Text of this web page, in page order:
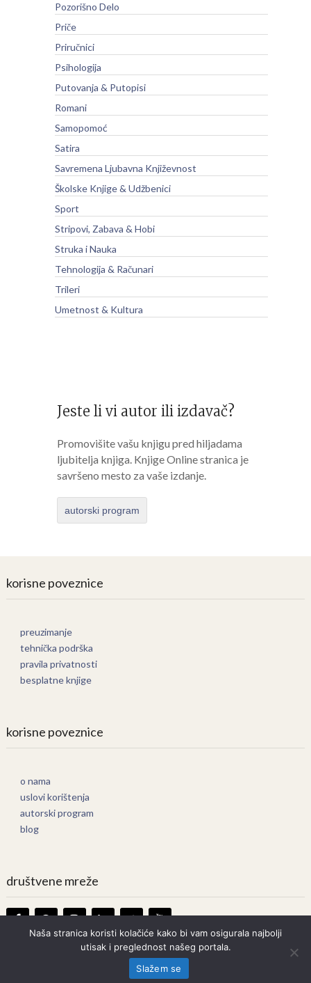
Pozorišno Delo
Priče
Priručnici
Psihologija
Putovanja & Putopisi
Romani
Samopomoć
Satira
Savremena Ljubavna Književnost
Školske Knjige & Udžbenici
Sport
Stripovi, Zabava & Hobi
Struka i Nauka
Tehnologija & Računari
Trileri
Umetnost & Kultura
Jeste li vi autor ili izdavač?
Promovišite vašu knjigu pred hiljadama
ljubitelja knjiga. Knjige Online stranica je
savršeno mesto za vaše izdanje.
autorski program
korisne poveznice
preuzimanje
tehnička podrška
pravila privatnosti
besplatne knjige
korisne poveznice
o nama
uslovi korištenja
autorski program
blog
društvene mreže
Knjige OnlineCopyright © 2026.
Prava zadržana. Bilo kakvo kopiranje strogo zabranjeno.
Naša stranica koristi kolačiće kako bi vam osigurala najbolji
utisak i preglednost našeg portala.
Slažem se